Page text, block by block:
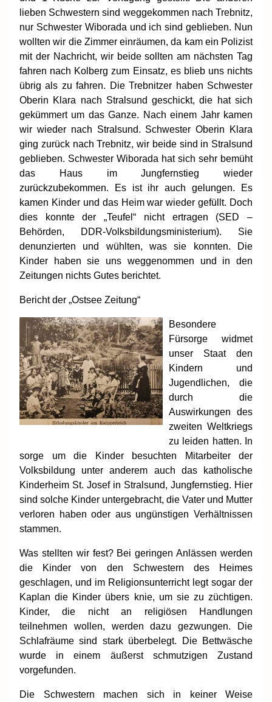
lieben Schwestern sind weggekommen nach Trebnitz,
nur Schwester Wiborada und ich sind geblieben. Nun
wollten wir die Zimmer einräumen, da kam ein Polizist
mit der Nachricht, wir beide sollten am nächsten Tag
fahren nach Kolberg zum Einsatz, es blieb uns nichts
übrig als zu fahren. Die Trebnitzer haben Schwester
Oberin Klara nach Stralsund geschickt, die hat sich
gekümmert um das Ganze. Nach einem Jahr kamen
wir wieder nach Stralsund. Schwester Oberin Klara
ging zurück nach Trebnitz, wir beide sind in Stralsund
geblieben. Schwester Wiborada hat sich sehr bemüht
das Haus im Jungfernstieg wieder
zurückzubekommen. Es ist ihr auch gelungen. Es
kamen Kinder und das Heim war wieder gefüllt. Doch
dies konnte der „Teufel“ nicht ertragen (SED –
Behörden, DDR-Volksbildungsministerium). Sie
denunzierten und wühlten, was sie konnten. Die
Kinder haben sie uns weggenommen und in den
Zeitungen nichts Gutes berichtet.
Bericht der „Ostsee Zeitung“
Besondere
Fürsorge widmet
unser Staat den
Kindern und
Jugendlichen, die
durch die
Auswirkungen des
zweiten Weltkriegs
zu leiden hatten. In
sorge um die Kinder besuchten Mitarbeiter der
Volksbildung unter anderem auch das katholische
Kinderheim St. Josef in Stralsund, Jungfernstieg. Hier
sind solche Kinder untergebracht, die Vater und Mutter
verloren haben oder aus ungünstigen Verhältnissen
stammen.
Was stellten wir fest? Bei geringen Anlässen werden
die Kinder von den Schwestern des Heimes
geschlagen, und im Religionsunterricht legt sogar der
Kaplan die Kinder übers knie, um sie zu züchtigen.
Kinder, die nicht an religiösen Handlungen
teilnehmen wollen, werden dazu gezwungen. Die
Schlafräume sind stark überbelegt. Die Bettwäsche
wurde in einem äußerst schmutzigen Zustand
vorgefunden.
Die Schwestern machen sich in keiner Weise